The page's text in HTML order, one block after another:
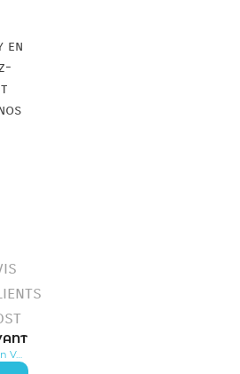
en
Rénovation Voinsles 77540